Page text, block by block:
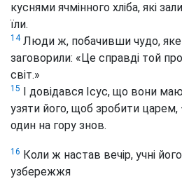
куснями ячмінного хліба, які
їли.
14Люди ж, побачивши чудо, яке
заговорили: «Це справді той
світ.»
15
І довідався Ісус, що вони
узяти його, щоб зробити царем,
один на гору знов.
16 Коли ж настав вечір, учні
узбережжя